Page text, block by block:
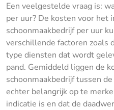
Een veelgestelde vraag is:
per uur? De kosten voor het
schoonmaakbedrijf per uur
verschillende factoren zoals
type diensten dat wordt
pand. Gemiddeld liggen de
schoonmaakbedrijf tussen
echter belangrijk op te
indicatie is en dat de